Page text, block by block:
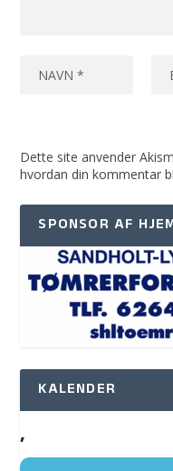
Dette site anvender
hvordan din kommentar
SPONSOR AF
KALENDER
,